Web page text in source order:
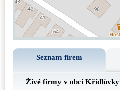
Seznam firem
Živé firmy v obci Křídlůvky